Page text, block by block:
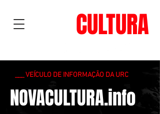
CULTURA
___ VEÍCULO DE INFORMAÇÃO DA URC
NOVACULTURA.info